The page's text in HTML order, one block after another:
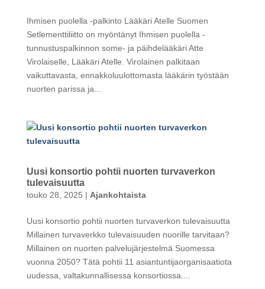
Ihmisen puolella -palkinto Lääkäri Atelle Suomen
Setlementtiliitto on myöntänyt Ihmisen puolella -
tunnustuspalkinnon some- ja päihdelääkäri Atte
Virolaiselle, Lääkäri Atelle. Virolainen palkitaan
vaikuttavasta, ennakkoluulottomasta lääkärin työstään
nuorten parissa ja...
Uusi konsortio pohtii nuorten turvaverkon
tulevaisuutta
touko 28, 2025 | Ajankohtaista
Uusi konsortio pohtii nuorten turvaverkon tulevaisuutta
Millainen turvaverkko tulevaisuuden nuorille tarvitaan?
Millainen on nuorten palvelujärjestelmä Suomessa
vuonna 2050? Tätä pohtii 11 asiantuntijaorganisaatiota
uudessa, valtakunnallisessa konsortiossa....